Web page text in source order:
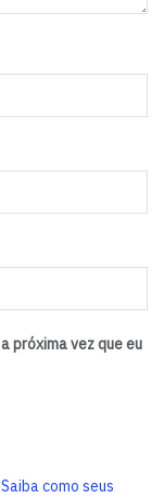
próxima vez que eu
Saiba como seus